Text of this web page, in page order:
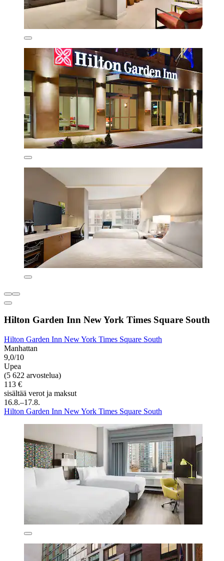
Hilton Garden Inn New York Times Square South
Hilton Garden Inn New York Times Square South
Manhattan
9,0/10
Upea
(5 622 arvostelua)
113 €
sisältää verot ja maksut
16.8.–17.8.
Hilton Garden Inn New York Times Square South